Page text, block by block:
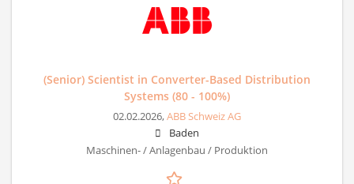
(Senior) Scientist in Converter-Based Distribution
Systems (80 - 100%)
02.02.2026,ABB Schweiz AG
Baden
Maschinen- / Anlagenbau / Produktion